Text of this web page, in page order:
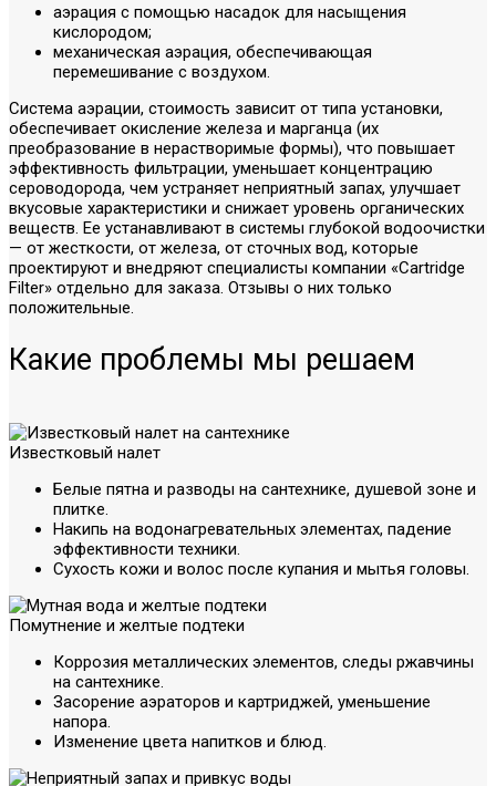
аэрация с помощью насадок для насыщения
кислородом;
механическая аэрация, обеспечивающая
перемешивание с воздухом.
Система аэрации, стоимость зависит от типа установки,
обеспечивает окисление железа и марганца (их
преобразование в нерастворимые формы), что повышает
эффективность фильтрации, уменьшает концентрацию
сероводорода, чем устраняет неприятный запах, улучшает
вкусовые характеристики и снижает уровень органических
веществ. Ее устанавливают в системы глубокой водоочистки
— от жесткости, от железа, от сточных вод, которые
проектируют и внедряют специалисты компании «Cartridge
Filter» отдельно для заказа. Отзывы о них только
положительные.
Какие проблемы мы решаем
Известковый налет
Белые пятна и разводы на сантехнике, душевой зоне и
плитке.
Накипь на водонагревательных элементах, падение
эффективности техники.
Сухость кожи и волос после купания и мытья головы.
Помутнение и желтые подтеки
Коррозия металлических элементов, следы ржавчины
на сантехнике.
Засорение аэраторов и картриджей, уменьшение
напора.
Изменение цвета напитков и блюд.